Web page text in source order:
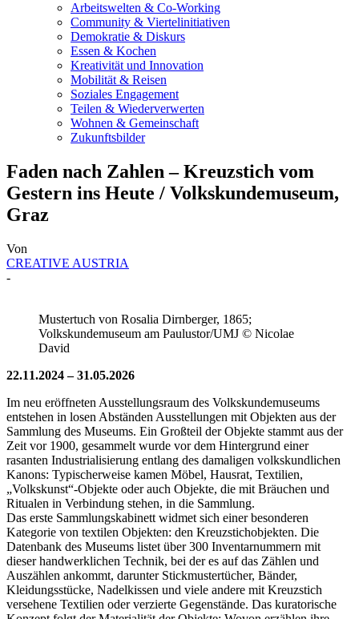
Arbeitswelten & Co-Working
Community & Viertelinitiativen
Demokratie & Diskurs
Essen & Kochen
Kreativität und Innovation
Mobilität & Reisen
Soziales Engagement
Teilen & Wiederverwerten
Wohnen & Gemeinschaft
Zukunftsbilder
Faden nach Zahlen – Kreuzstich vom
Gestern ins Heute / Volkskundemuseum,
Graz
Von
CREATIVE AUSTRIA
-
Mustertuch von Rosalia Dirnberger, 1865;
Volkskundemuseum am Paulustor/UMJ © Nicolae
David
22.11.2024 – 31.05.2026
Im neu eröffneten Ausstellungsraum des Volkskundemuseums
entstehen in losen Abständen Ausstellungen mit Objekten aus der
Sammlung des Museums. Ein Großteil der Objekte stammt aus der
Zeit vor 1900, gesammelt wurde vor dem Hintergrund einer
rasanten Industrialisierung entlang des damaligen volkskundlichen
Kanons: Typischerweise kamen Möbel, Hausrat, Textilien,
„Volkskunst“-Objekte oder auch Objekte, die mit Bräuchen und
Ritualen in Verbindung stehen, in die Sammlung.
Das erste Sammlungskabinett widmet sich einer besonderen
Kategorie von textilen Objekten: den Kreuzstichobjekten. Die
Datenbank des Museums listet über 300 Inventarnummern mit
dieser handwerklichen Technik, bei der es auf das Zählen und
Auszählen ankommt, darunter Stickmustertücher, Bänder,
Kleidungsstücke, Nadelkissen und viele andere mit Kreuzstich
versehene Textilien oder verzierte Gegenstände. Das kuratorische